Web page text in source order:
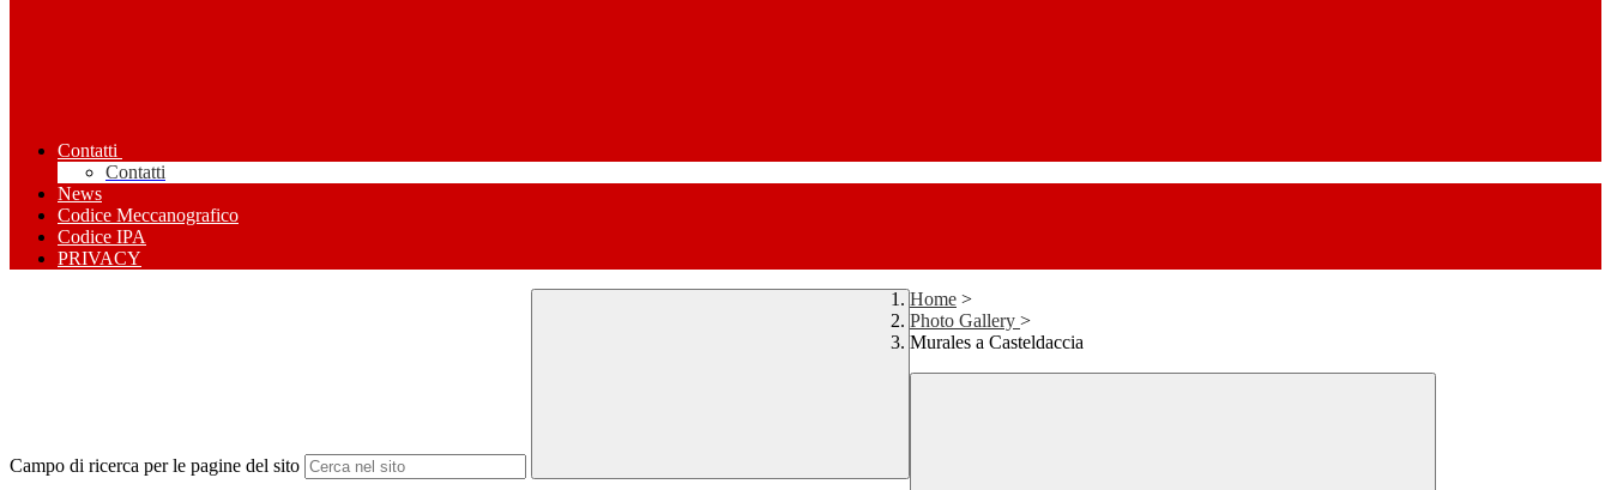
Contatti
Contatti
News
Codice Meccanografico
Codice IPA
PRIVACY
Campo di ricerca per le pagine del sito
Home >
Photo Gallery >
Murales a Casteldaccia